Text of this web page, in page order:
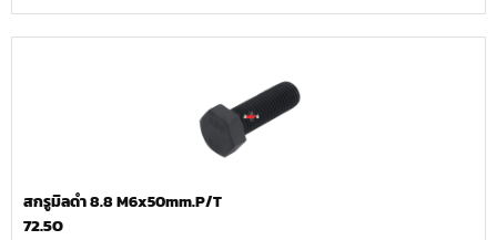
สกรูมิลดำ 8.8 M6x50mm.P/T
72.50